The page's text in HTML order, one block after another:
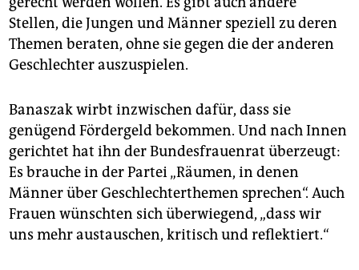
Stellen, die Jungen und Männer speziell zu deren
Themen beraten, ohne sie gegen die der anderen
Geschlechter auszuspielen.
Banaszak wirbt inzwischen dafür, dass sie
genügend Fördergeld bekommen. Und nach Innen
gerichtet hat ihn der Bundesfrauenrat überzeugt:
Es brauche in der Partei „Räumen, in denen
Männer über Geschlechterthemen sprechen“. Auch
Frauen wünschten sich überwiegend, „dass wir
uns mehr austauschen, kritisch und reflektiert.“